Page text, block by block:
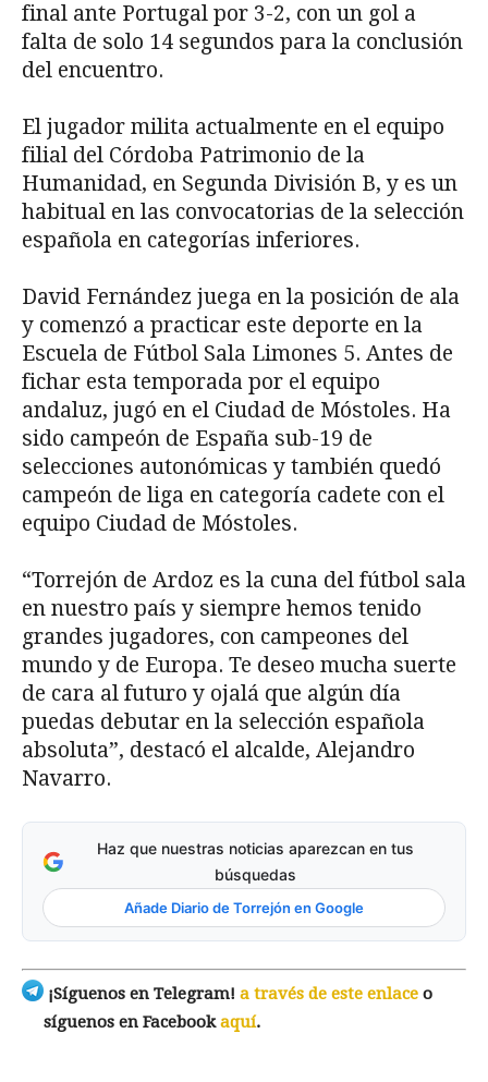
final ante Portugal por 3-2, con un gol a
falta de solo 14 segundos para la conclusión
del encuentro.
El jugador milita actualmente en el equipo
filial del Córdoba Patrimonio de la
Humanidad, en Segunda División B, y es un
habitual en las convocatorias de la selección
española en categorías inferiores.
David Fernández juega en la posición de ala
y comenzó a practicar este deporte en la
Escuela de Fútbol Sala Limones 5. Antes de
fichar esta temporada por el equipo
andaluz, jugó en el Ciudad de Móstoles. Ha
sido campeón de España sub-19 de
selecciones autonómicas y también quedó
campeón de liga en categoría cadete con el
equipo Ciudad de Móstoles.
“Torrejón de Ardoz es la cuna del fútbol sala
en nuestro país y siempre hemos tenido
grandes jugadores, con campeones del
mundo y de Europa. Te deseo mucha suerte
de cara al futuro y ojalá que algún día
puedas debutar en la selección española
absoluta”, destacó el alcalde, Alejandro
Navarro.
Haz que nuestras noticias aparezcan en tus
búsquedas
Añade Diario de Torrejón en Google
¡Síguenos en Telegram! a través de este enlace o
síguenos en Facebookaquí.